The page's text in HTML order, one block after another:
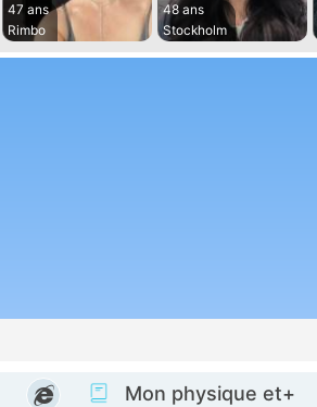
47 ans
Rimbo
48 ans
Stockholm
Mon physique et+